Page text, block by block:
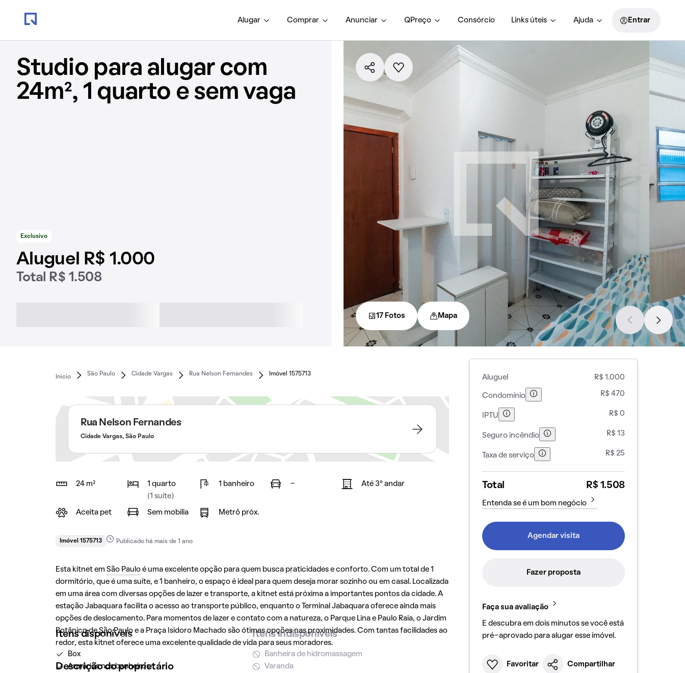
Alugar Comprar Anunciar QPreço Consórcio Links úteis Ajuda Entrar
Studio para alugar com
24m², 1 quarto e sem vaga
Exclusivo
Aluguel R$ 1.000
Total R$ 1.508
17 Fotos Mapa
Início
São Paulo Cidade Vargas Rua Nelson Fernandes Imóvel 1575713
Rua Nelson Fernandes
Cidade Vargas, São Paulo
24 m²
1 quarto
(1 suíte)
1 banheiro - Até 3° andar
Aceita pet Sem mobília Metrô próx.
Imóvel 1575713 Publicado há mais de 1 ano
Esta kitnet em São Pauloé uma excelente opção para quem busca praticidades e conforto. Com um total de 1
dormitório, que é uma suíte, e 1 banheiro, o espaço é ideal para quem deseja morar sozinho ou em casal. Localizada
em uma área com diversas opções de lazer e transporte, a kitnet está próxima a importantes pontos da cidade. A
estação Jabaquara facilita o acesso ao transporte público, enquanto o Terminal Jabaquara oferece ainda mais
opções de deslocamento. Para momentos de lazer e contato com a natureza, o Parque Lina e Paulo Raia, o Jardim
Botânico deSão Pauloe a Praça Isidoro Machado são ótimas opções nas proximidades. Com tantas facilidades ao
redor, esta kitnet oferece uma excelente qualidade de vida para seus moradores.
Descrição do proprietário
Itens disponíveis
Box
Armários nos banheiros
Itens indisponíveis
Banheira de hidromassagem
Varanda
Aluguel R$ 1.000
Condomínio R$ 470
IPTU R$ 0
Seguro incêndio R$ 13
Taxa de serviço R$ 25
Total R$ 1.508
Entenda se é um bom negócio
Agendar visita
Fazer proposta
Faça sua avaliação
E descubra em dois minutos se você está
pré-aprovado para alugar esse imóvel.
Favoritar Compartilhar